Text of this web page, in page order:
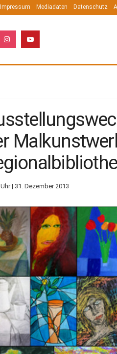
Impressum Mediadaten Datenschutz
| 31. Dezember 2013